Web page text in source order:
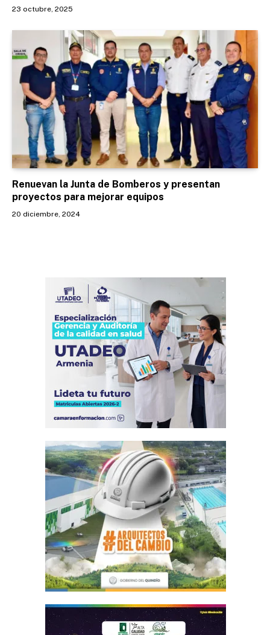
23 octubre, 2025
Renuevan la Junta de Bomberos y presentan
proyectos para mejorar equipos
20 diciembre, 2024